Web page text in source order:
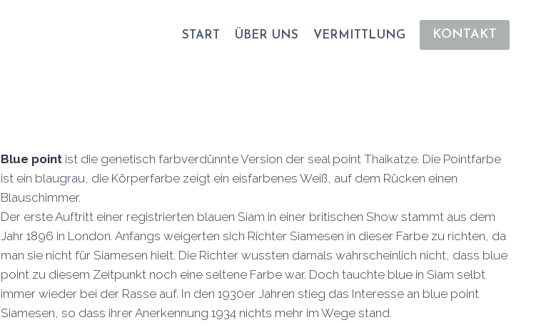
START ÜBER UNS VERMITTLUNG KONTAKT
Blue pointist die genetisch farbverdünnte Version der seal point Thaikatze. Die Pointfarbe
ist ein blaugrau, die Körperfarbe zeigt ein eisfarbenes Weiß, auf dem Rücken einen
Blauschimmer.
Der erste Auftritt einer registrierten blauen Siam in einer britischen Show stammt aus dem
Jahr 1896 in London. Anfangs weigerten sich Richter Siamesen in dieser Farbe zu richten, da
man sie nicht für Siamesen hielt. Die Richter wussten damals wahrscheinlich nicht, dass blue
point zu diesem Zeitpunkt noch eine seltene Farbe war. Doch tauchte blue in Siam selbt
immer wieder bei der Rasse auf. In den 1930er Jahren stieg das Interesse an blue point
Siamesen, so dass ihrer Anerkennung 1934 nichts mehr im Wege stand.